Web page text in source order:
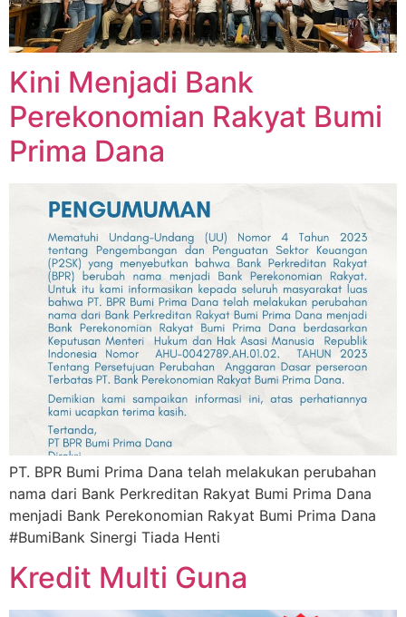
Kini Menjadi Bank
Perekonomian Rakyat Bumi
Prima Dana
PT. BPR Bumi Prima Dana telah melakukan perubahan
nama dari Bank Perkreditan Rakyat Bumi Prima Dana
menjadi Bank Perekonomian Rakyat Bumi Prima Dana
#BumiBank Sinergi Tiada Henti
Kredit Multi Guna